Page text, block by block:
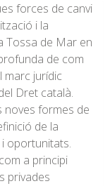
forces de canvi
i la
Tossa de Mar en
de com
jurídic
Dret català.
noves formes de
de la
oportunitats.
a principi
privades